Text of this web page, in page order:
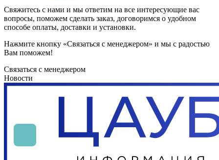
Свяжитесь с нами и мы ответим на все интересующие вас
вопросы, поможем сделать заказ, договоримся о удобном
способе оплаты, доставки и установки.
Нажмите кнопку «Связаться с менеджером» и мы с радостью
Вам поможем!
Связаться с менеджером
Новости